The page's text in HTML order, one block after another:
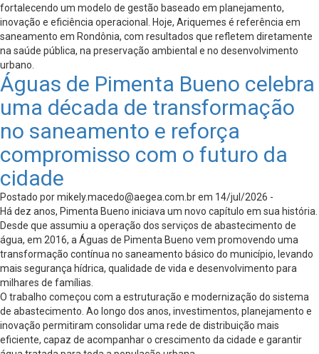
fortalecendo um modelo de gestão baseado em planejamento,
inovação e eficiência operacional. Hoje, Ariquemes é referência em
saneamento em Rondônia, com resultados que refletem diretamente
na saúde pública, na preservação ambiental e no desenvolvimento
urbano.
Águas de Pimenta Bueno celebra
uma década de transformação
no saneamento e reforça
compromisso com o futuro da
cidade
Postado pormikely.macedo@aegea.com.brem 14/jul/2026 -
Há dez anos, Pimenta Bueno iniciava um novo capítulo em sua história.
Desde que assumiu a operação dos serviços de abastecimento de
água, em 2016, a Águas de Pimenta Bueno vem promovendo uma
transformação contínua no saneamento básico do município, levando
mais segurança hídrica, qualidade de vida e desenvolvimento para
milhares de famílias.
O trabalho começou com a estruturação e modernização do sistema
de abastecimento. Ao longo dos anos, investimentos, planejamento e
inovação permitiram consolidar uma rede de distribuição mais
eficiente, capaz de acompanhar o crescimento da cidade e garantir